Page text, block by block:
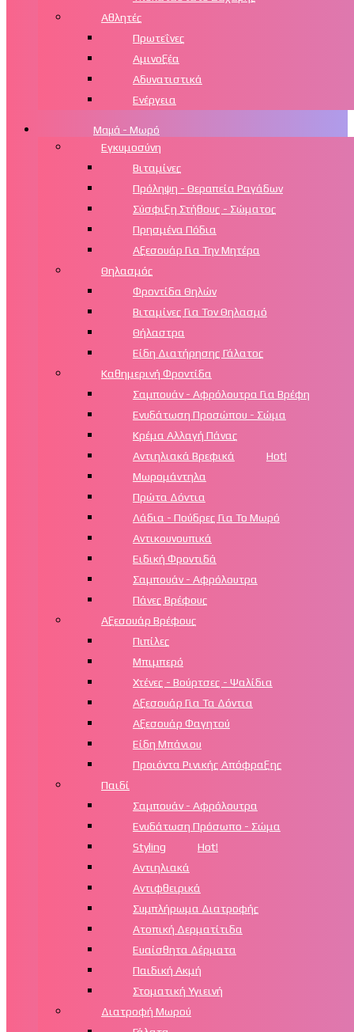
Αθλητές
Πρωτεΐνες
Αμινοξέα
Αδυνατιστικά
Ενέργεια
Μαμά - Μωρό
Εγκυμοσύνη
Βιταμίνες
Πρόληψη - Θεραπεία Ραγάδων
Σύσφιξη Στήθους - Σώματος
Πρησμένα Πόδια
Αξεσουάρ Για Την Μητέρα
Θηλασμός
Φροντίδα Θηλών
Βιταμίνες Για Τον Θηλασμό
Θήλαστρα
Είδη Διατήρησης Γάλατος
Καθημερινή Φροντίδα
Σαμπουάν - Αφρόλουτρα Για Βρέφη
Ενυδάτωση Προσώπου - Σώμα
Κρέμα Αλλαγή Πάνας
Αντιηλιακά Βρεφικά
Hot!
Μωρομάντηλα
Πρώτα Δόντια
Λάδια - Πούδρες Για Το Μωρό
Αντικουνουπικά
Ειδική Φροντιδά
Σαμπουάν - Αφρόλουτρα
Πάνες Βρέφους
Αξεσουάρ Βρέφους
Πιπίλες
Μπιμπερό
Χτένες - Βούρτσες - Ψαλίδια
Αξεσουάρ Για Τα Δόντια
Αξεσουάρ Φαγητού
Είδη Μπάνιου
Προιόντα Ρινικής Απόφραξης
Παιδί
Σαμπουάν - Αφρόλουτρα
Ενυδάτωση Πρόσωπο - Σώμα
Styling
Hot!
Αντιηλιακά
Αντιφθειρικά
Συμπλήρωμα Διατροφής
Ατοπική Δερματίτιδα
Ευαίσθητα Δέρματα
Παιδική Ακμή
Στοματική Υγιεινή
Διατροφή Μωρού